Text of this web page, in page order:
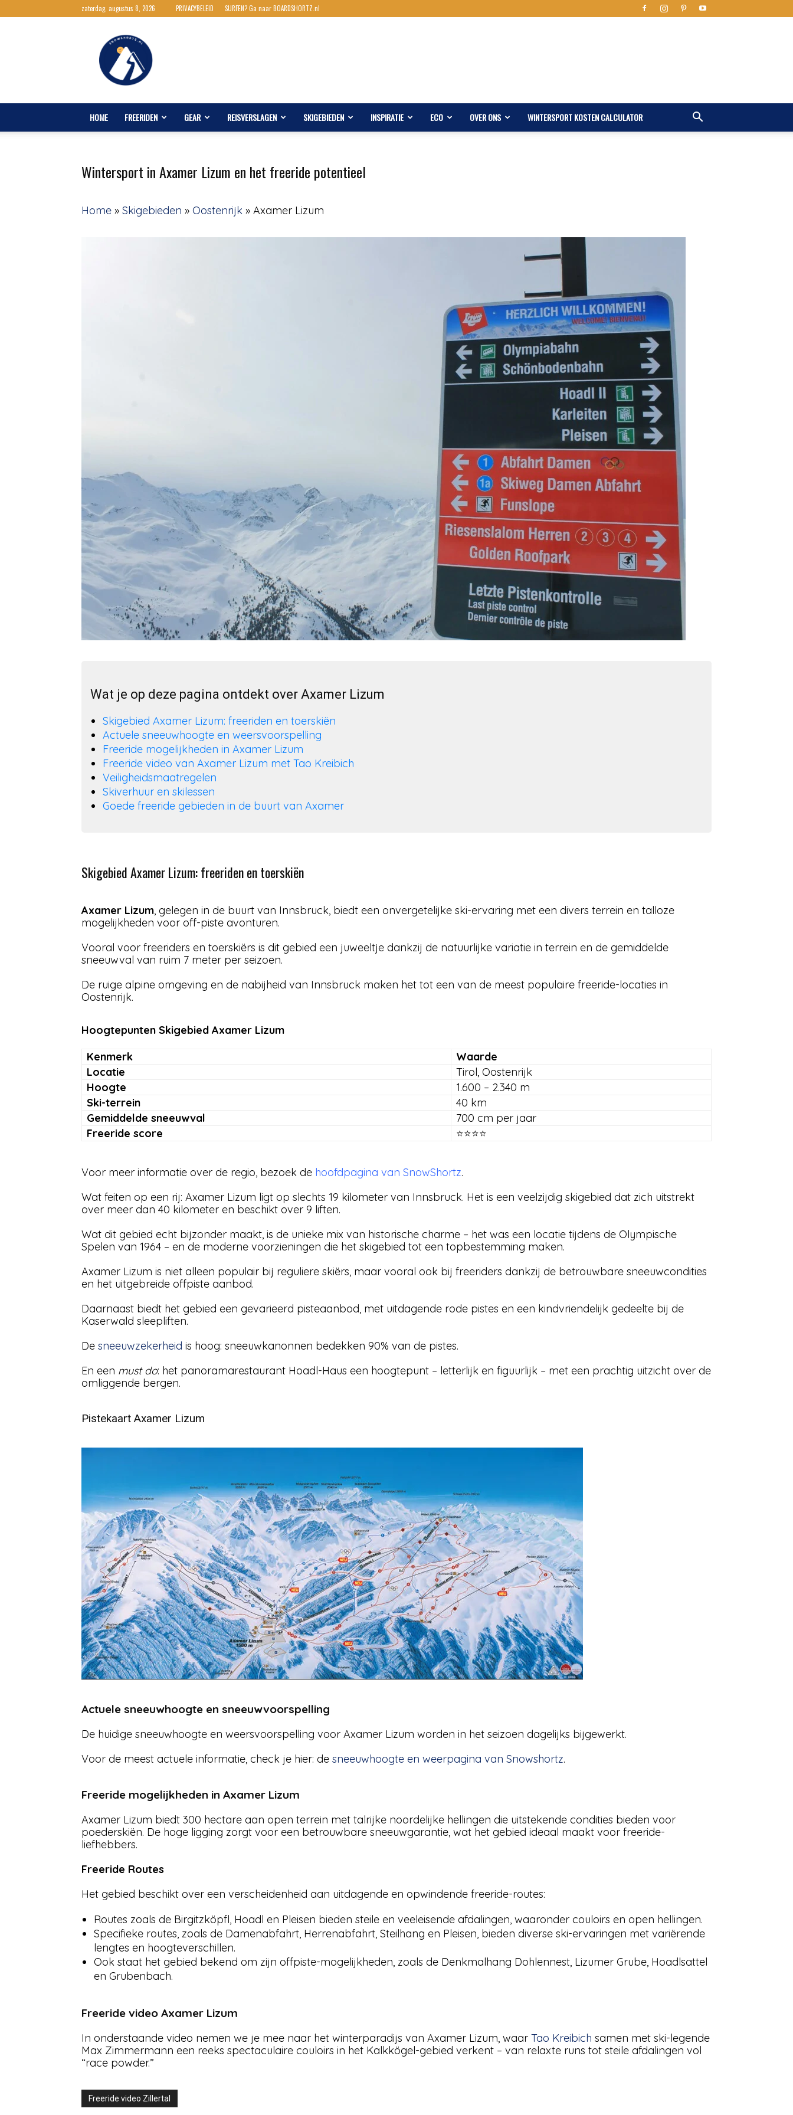
zaterdag, augustus 8, 2026 PRIVACYBELEID SURFEN? Ga naar BOARDSHORTZ.nl
Snowshortz.nl
HOME FREERIDEN GEAR REISVERSLAGEN SKIGEBIEDEN INSPIRATIE ECO OVER ONS WINTERSPORT KOSTEN CALCULATOR
Wintersport in Axamer Lizum en het freeride potentieel
Home » Skigebieden » Oostenrijk » Axamer Lizum
Wat je op deze pagina ontdekt over Axamer Lizum
Skigebied Axamer Lizum: freeriden en toerskiën
Actuele sneeuwhoogte en weersvoorspelling
Freeride mogelijkheden in Axamer Lizum
Freeride video van Axamer Lizum met Tao Kreibich
Veiligheidsmaatregelen
Skiverhuur en skilessen
Goede freeride gebieden in de buurt van Axamer
Skigebied Axamer Lizum: freeriden en toerskiën
Axamer Lizum, gelegen in de buurt van Innsbruck, biedt een onvergetelijke ski-ervaring met een divers terrein en talloze
mogelijkheden voor off-piste avonturen.
Vooral voor freeriders en toerskiërs is dit gebied een juweeltje dankzij de natuurlijke variatie in terrein en de gemiddelde
sneeuwval van ruim 7 meter per seizoen.
De ruige alpine omgeving en de nabijheid van Innsbruck maken het tot een van de meest populaire freeride-locaties in
Oostenrijk.
Hoogtepunten Skigebied Axamer Lizum
Kenmerk
Waarde
Locatie
Tirol, Oostenrijk
Hoogte
1.600 – 2.340 m
Ski-terrein
40 km
Gemiddelde sneeuwval
700 cm per jaar
Freeride score
⭐⭐⭐⭐
Voor meer informatie over de regio, bezoek de hoofdpagina van SnowShortz.
Wat feiten op een rij: Axamer Lizum ligt op slechts 19 kilometer van Innsbruck. Het is een veelzijdig skigebied dat zich uitstrekt
over meer dan 40 kilometer en beschikt over 9 liften.
Wat dit gebied echt bijzonder maakt, is de unieke mix van historische charme – het was een locatie tijdens de Olympische
Spelen van 1964 – en de moderne voorzieningen die het skigebied tot een topbestemming maken.
Axamer Lizum is niet alleen populair bij reguliere skiërs, maar vooral ook bij freeriders dankzij de betrouwbare sneeuwcondities
en het uitgebreide offpiste aanbod.
Daarnaast biedt het gebied een gevarieerd pisteaanbod, met uitdagende rode pistes en een kindvriendelijk gedeelte bij de
Kaserwald sleepliften.
De sneeuwzekerheid is hoog: sneeuwkanonnen bedekken 90% van de pistes.
En een must do: het panoramarestaurant Hoadl-Haus een hoogtepunt – letterlijk en figuurlijk – met een prachtig uitzicht over de
omliggende bergen.
Pistekaart Axamer Lizum
Actuele sneeuwhoogte en sneeuwvoorspelling
De huidige sneeuwhoogte en weersvoorspelling voor Axamer Lizum worden in het seizoen dagelijks bijgewerkt.
Voor de meest actuele informatie, check je hier: de sneeuwhoogte en weerpagina van Snowshortz.
Freeride mogelijkheden in Axamer Lizum
Axamer Lizum biedt 300 hectare aan open terrein met talrijke noordelijke hellingen die uitstekende condities bieden voor
poederskiën. De hoge ligging zorgt voor een betrouwbare sneeuwgarantie, wat het gebied ideaal maakt voor freeride-
liefhebbers.
Freeride Routes
Het gebied beschikt over een verscheidenheid aan uitdagende en opwindende freeride-routes:
Routes zoals de Birgitzköpfl, Hoadl en Pleisen bieden steile en veeleisende afdalingen, waaronder couloirs en open hellingen.
Specifieke routes, zoals de Damenabfahrt, Herrenabfahrt, Steilhang en Pleisen, bieden diverse ski-ervaringen met variërende
lengtes en hoogteverschillen.
Ook staat het gebied bekend om zijn offpiste-mogelijkheden, zoals de Denkmalhang Dohlennest, Lizumer Grube, Hoadlsattel
en Grubenbach.
Freeride video Axamer Lizum
In onderstaande video nemen we je mee naar het winterparadijs van Axamer Lizum, waar Tao Kreibich samen met ski-legende
Max Zimmermann een reeks spectaculaire couloirs in het Kalkkögel-gebied verkent – van relaxte runs tot steile afdalingen vol
“race powder.”
Freeride video Zillertal